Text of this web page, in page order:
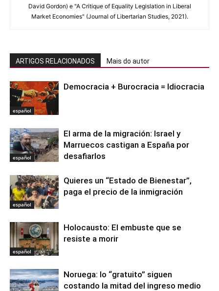
David Gordon) e "A Critique of Equality Legislation in Liberal
Market Economies" (Journal of Libertarian Studies, 2021).
ARTIGOS RELACIONADOS Mais do autor
español
Democracia + Burocracia = Idiocracia
español
El arma de la migración: Israel y
Marruecos castigan a España por
desafiarlos
español
Quieres un “Estado de Bienestar”,
paga el precio de la inmigración
español
Holocausto: El embuste que se
resiste a morir
Noruega: lo “gratuito” siguen
costando la mitad del ingreso medio